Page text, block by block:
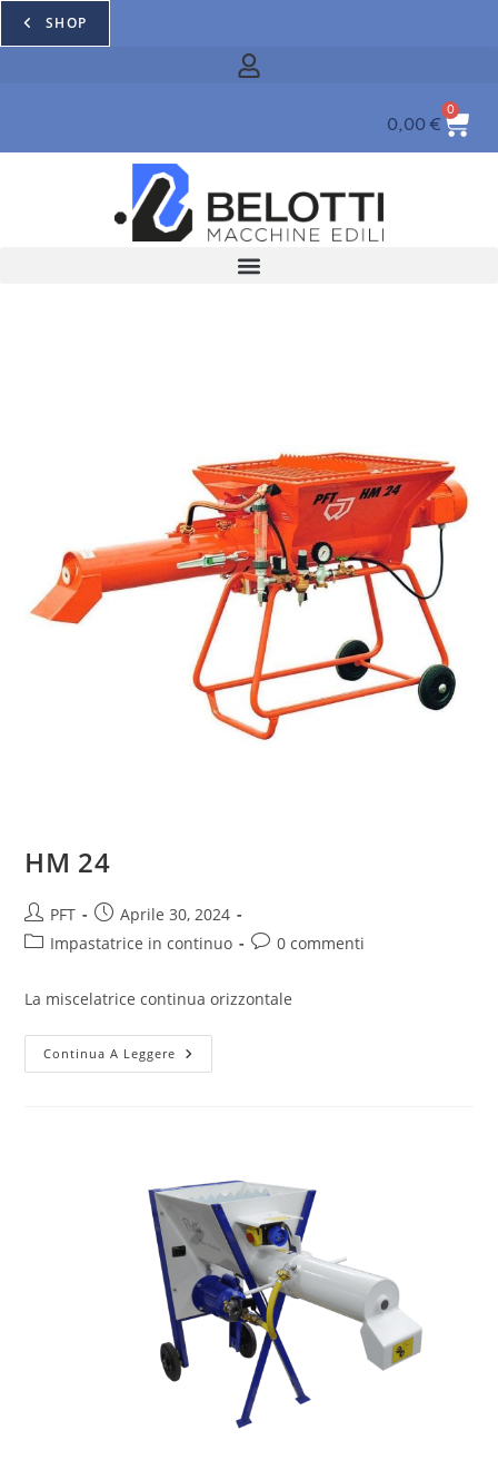
SHOP
0,00€
0
HM 24
PFT
Aprile 30, 2024
Impastatrice in continuo
0 commenti
La miscelatrice continua orizzontale
Continua A Leggere